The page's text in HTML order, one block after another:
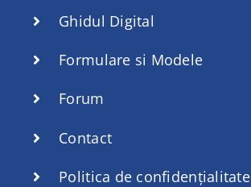
Ghidul Digital
Formulare si Modele
Forum
Contact
Politica de confidențialitate